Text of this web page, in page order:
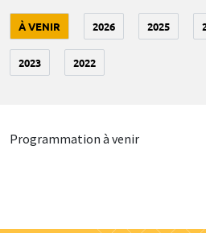
À VENIR 2026 2025
2023 2022
Programmation à venir